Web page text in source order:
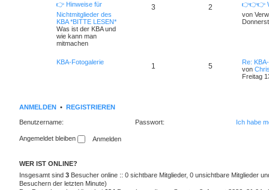
👉 Hinweise für
Nichtmitglieder des
KBA *BITTE LESEN*
Was ist der KBA und
wie kann man
mitmachen
3 2
👉👉👉
von
KBA-Fotogalerie 1 5
Re:
von
Freitag
ANMELDEN • REGISTRIEREN
Benutzername: Passwort: Ich habe
Angemeldet bleiben
WER IST ONLINE?
Insgesamt sind 3 Besucher online :: 0 sichtbare Mitglieder, 0 unsichtbare Mitglieder
Besuchern der letzten Minute)